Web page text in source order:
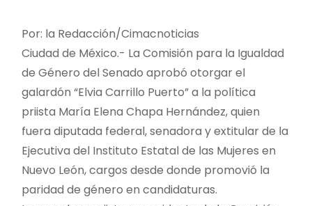
Por: la Redacción/Cimacnoticias
Ciudad de México.- La Comisión para la Igualdad
de Género del Senado aprobó otorgar el
galardón “Elvia Carrillo Puerto” a la política
priista María Elena Chapa Hernández, quien
fuera diputada federal, senadora y extitular de la
Ejecutiva del Instituto Estatal de las Mujeres en
Nuevo León, cargos desde donde promovió la
paridad de género en candidaturas.